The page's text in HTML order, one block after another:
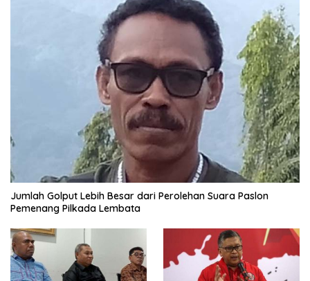
Jumlah Golput Lebih Besar dari Perolehan Suara Paslon
Pemenang Pilkada Lembata